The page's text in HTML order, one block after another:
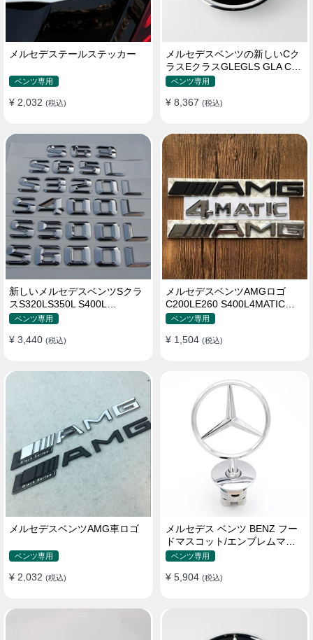
メルセデステールステッカー
ベンツ専用
¥ 2,032 (税込)
メルセデスベンツの新しいCク
ラスEクラスGLEGLS GLA CLA
MLGLCロゴ
ベンツ専用
¥ 8,367 (税込)
新しいメルセデスベンツSクラ
スS320LS350L S400L
S500LS600Lロゴ
ベンツ専用
¥ 3,440 (税込)
メルセデスベンツAMGロゴ
C200LE260 S400L4MATIC四
輪駆動ロゴ
ベンツ専用
¥ 1,504 (税込)
メルセデスベンツAMG車ロゴ
ベンツ専用
¥ 2,032 (税込)
メルセデス ベンツ BENZ フー
ドマスコット/エンブレムマー
ク C180 C200 E300L E260L
ベンツ専用
¥ 5,904 (税込)